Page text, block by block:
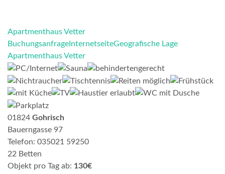
Apartmenthaus Vetter
BuchungsanfrageInternetseiteGeografische Lage
Apartmenthaus Vetter
01824 Gohrisch
Bauerngasse 97
Telefon: 035021 59250
22 Betten
Objekt pro Tag ab: 130€